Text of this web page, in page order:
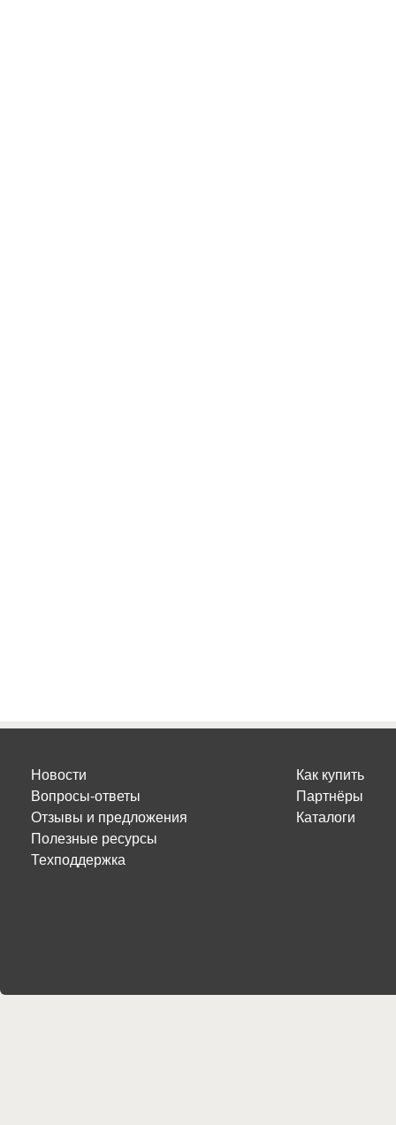
Новости
Вопросы-ответы
Отзывы и предложения
Полезные ресурсы
Техподдержка
Как купить
Партнёры
Каталоги